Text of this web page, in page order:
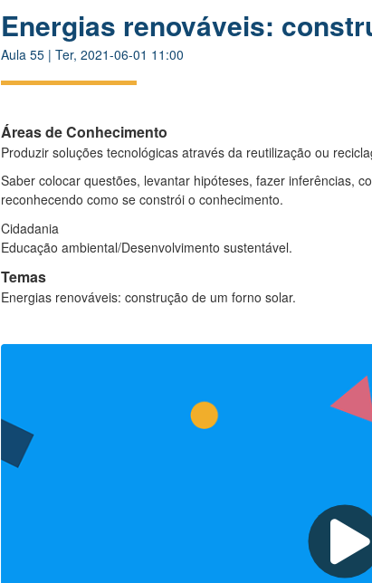
Energias renováveis:
Aula 55 | Ter, 2021-06-01 11:00
Áreas de Conhecimento
Produzir soluções tecnológicas através da reutilização ou
Saber colocar questões, levantar hipóteses, fazer inferências,
reconhecendo como se constrói o conhecimento.
Cidadania
Educação ambiental/Desenvolvimento sustentável.
Temas
Energias renováveis: construção de um forno solar.